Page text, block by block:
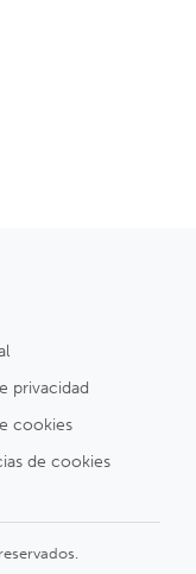
privacidad
cookies
de cookies